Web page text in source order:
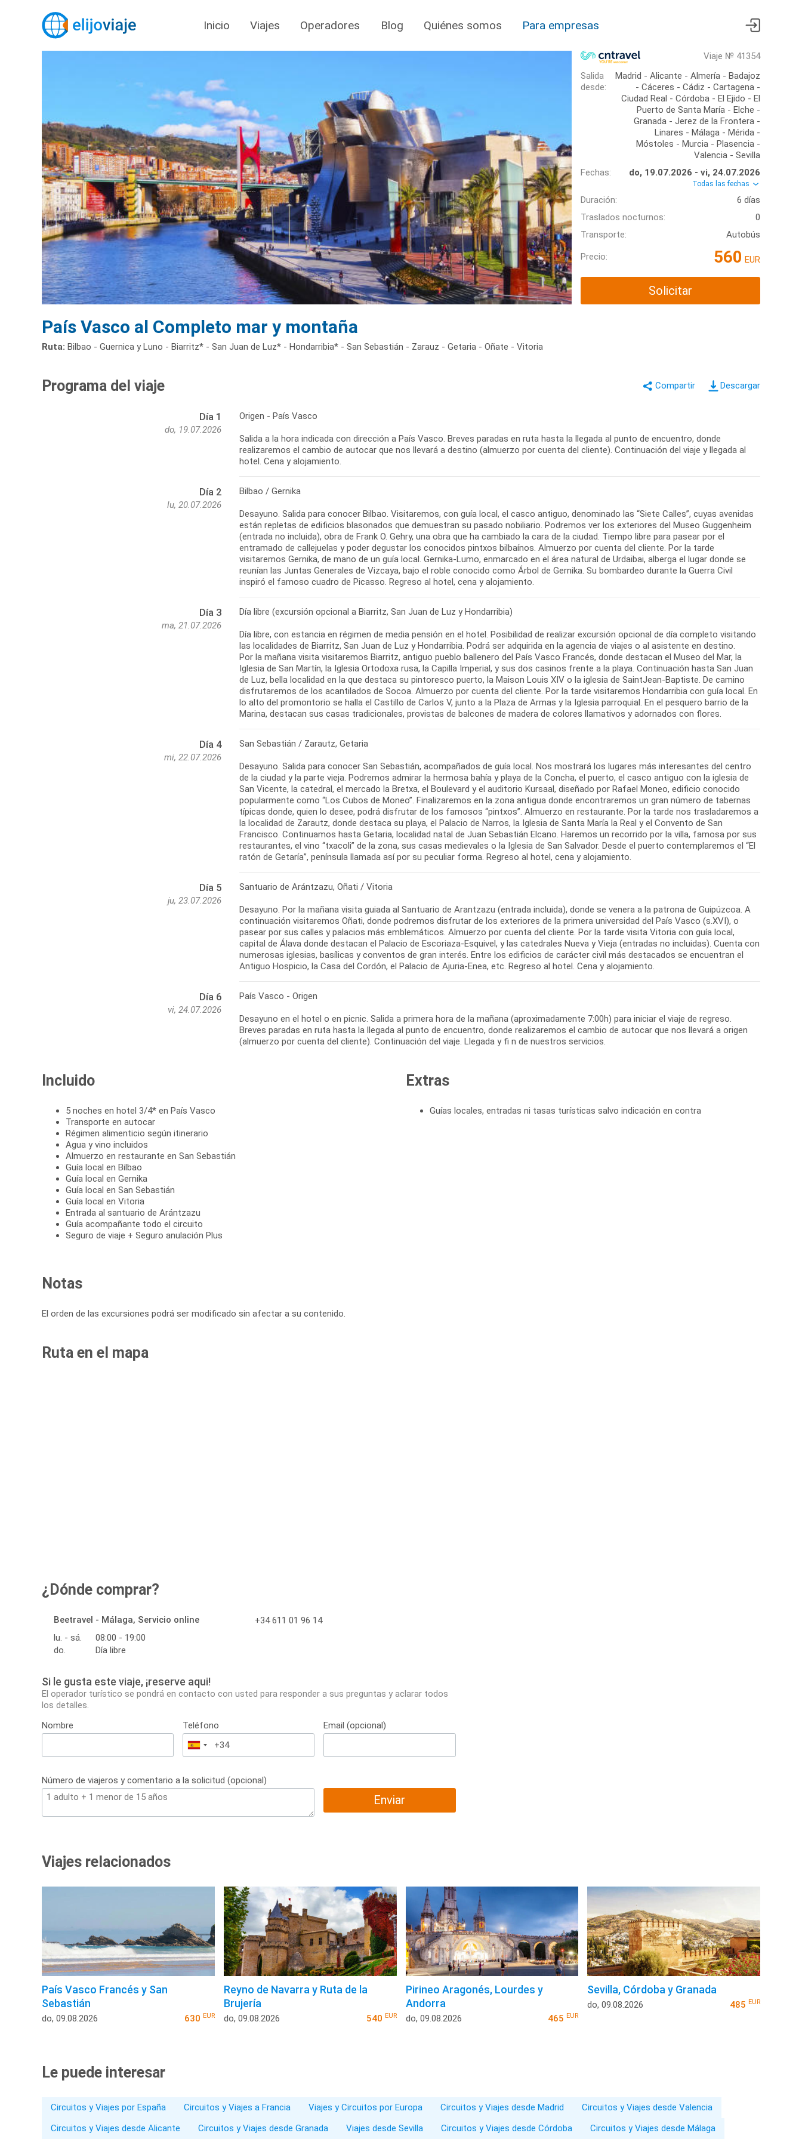
Inicio Viajes Operadores Blog Quiénes somos Para empresas
Viaje № 41354
Salida
desde:
Madrid - Alicante - Almería - Badajoz
- Cáceres - Cádiz - Cartagena -
Ciudad Real - Córdoba - El Ejido - El
Puerto de Santa María - Elche -
Granada - Jerez de la Frontera -
Linares - Málaga - Mérida -
Móstoles - Murcia - Plasencia -
Valencia - Sevilla
Fechas:
do, 19.07.2026 - vi, 24.07.2026
Todas las fechas
Duración:
6 días
Traslados nocturnos:
0
Transporte:
Autobús
Precio: 560 EUR
Solicitar
País Vasco al Completo mar y montaña
Ruta: Bilbao - Guernica y Luno - Biarritz* - San Juan de Luz* - Hondarribia* - San Sebastián - Zarauz - Getaria - Oñate - Vitoria
Descargar
Programa del viaje
Día 1
do, 19.07.2026
Origen - País Vasco
Salida a la hora indicada con dirección a País Vasco. Breves paradas en ruta hasta la llegada al punto de encuentro, donde
realizaremos el cambio de autocar que nos llevará a destino (almuerzo por cuenta del cliente). Continuación del viaje y llegada al
hotel. Cena y alojamiento.
Día 2
lu, 20.07.2026
Bilbao / Gernika
Desayuno. Salida para conocer Bilbao. Visitaremos, con guía local, el casco antiguo, denominado las “Siete Calles”, cuyas avenidas
están repletas de edificios blasonados que demuestran su pasado nobiliario. Podremos ver los exteriores del Museo Guggenheim
(entrada no incluida), obra de Frank O. Gehry, una obra que ha cambiado la cara de la ciudad. Tiempo libre para pasear por el
entramado de callejuelas y poder degustar los conocidos pintxos bilbaínos. Almuerzo por cuenta del cliente. Por la tarde
visitaremos Gernika, de mano de un guía local. Gernika-Lumo, enmarcado en el área natural de Urdaibai, alberga el lugar donde se
reunían las Juntas Generales de Vizcaya, bajo el roble conocido como Árbol de Gernika. Su bombardeo durante la Guerra Civil
inspiró el famoso cuadro de Picasso. Regreso al hotel, cena y alojamiento.
Día 3
ma, 21.07.2026
Día libre (excursión opcional a Biarritz, San Juan de Luz y Hondarribia)
Día libre, con estancia en régimen de media pensión en el hotel. Posibilidad de realizar excursión opcional de día completo visitando
las localidades de Biarritz, San Juan de Luz y Hondarribia. Podrá ser adquirida en la agencia de viajes o al asistente en destino.
Por la mañana visita visitaremos Biarritz, antiguo pueblo ballenero del País Vasco Francés, donde destacan el Museo del Mar, la
Iglesia de San Martín, la Iglesia Ortodoxa rusa, la Capilla Imperial, y sus dos casinos frente a la playa. Continuación hasta San Juan
de Luz, bella localidad en la que destaca su pintoresco puerto, la Maison Louis XIV o la iglesia de SaintJean-Baptiste. De camino
disfrutaremos de los acantilados de Socoa. Almuerzo por cuenta del cliente. Por la tarde visitaremos Hondarribia con guía local. En
lo alto del promontorio se halla el Castillo de Carlos V, junto a la Plaza de Armas y la Iglesia parroquial. En el pesquero barrio de la
Marina, destacan sus casas tradicionales, provistas de balcones de madera de colores llamativos y adornados con flores.
Día 4
mi, 22.07.2026
San Sebastián / Zarautz, Getaria
Desayuno. Salida para conocer San Sebastián, acompañados de guía local. Nos mostrará los lugares más interesantes del centro
de la ciudad y la parte vieja. Podremos admirar la hermosa bahía y playa de la Concha, el puerto, el casco antiguo con la iglesia de
San Vicente, la catedral, el mercado la Bretxa, el Boulevard y el auditorio Kursaal, diseñado por Rafael Moneo, edificio conocido
popularmente como “Los Cubos de Moneo”. Finalizaremos en la zona antigua donde encontraremos un gran número de tabernas
típicas donde, quien lo desee, podrá disfrutar de los famosos “pintxos”. Almuerzo en restaurante. Por la tarde nos trasladaremos a
la localidad de Zarautz, donde destaca su playa, el Palacio de Narros, la Iglesia de Santa María la Real y el Convento de San
Francisco. Continuamos hasta Getaria, localidad natal de Juan Sebastián Elcano. Haremos un recorrido por la villa, famosa por sus
restaurantes, el vino “txacoli” de la zona, sus casas medievales o la Iglesia de San Salvador. Desde el puerto contemplaremos el “El
ratón de Getaría”, península llamada así por su peculiar forma. Regreso al hotel, cena y alojamiento.
Día 5
ju, 23.07.2026
Santuario de Arántzazu, Oñati / Vitoria
Desayuno. Por la mañana visita guiada al Santuario de Arantzazu (entrada incluida), donde se venera a la patrona de Guipúzcoa. A
continuación visitaremos Oñati, donde podremos disfrutar de los exteriores de la primera universidad del País Vasco (s.XVI), o
pasear por sus calles y palacios más emblemáticos. Almuerzo por cuenta del cliente. Por la tarde visita Vitoria con guía local,
capital de Álava donde destacan el Palacio de Escoriaza-Esquivel, y las catedrales Nueva y Vieja (entradas no incluidas). Cuenta con
numerosas iglesias, basílicas y conventos de gran interés. Entre los edificios de carácter civil más destacados se encuentran el
Antiguo Hospicio, la Casa del Cordón, el Palacio de Ajuria-Enea, etc. Regreso al hotel. Cena y alojamiento.
Día 6
vi, 24.07.2026
País Vasco - Origen
Desayuno en el hotel o en picnic. Salida a primera hora de la mañana (aproximadamente 7:00h) para iniciar el viaje de regreso.
Breves paradas en ruta hasta la llegada al punto de encuentro, donde realizaremos el cambio de autocar que nos llevará a origen
Incluido
5 noches en hotel 3/4* en País Vasco
Transporte en autocar
Régimen alimenticio según itinerario
Agua y vino incluidos
Almuerzo en restaurante en San Sebastián
Guía local en Bilbao
Guía local en Gernika
Guía local en San Sebastián
Guía local en Vitoria
Entrada al santuario de Arántzazu
Guía acompañante todo el circuito
Seguro de viaje + Seguro anulación Plus
Extras
Guías locales, entradas ni tasas turísticas salvo indicación en contra
Notas
El orden de las excursiones podrá ser modificado sin afectar a su contenido.
Ruta en el mapa
¿Dónde comprar?
Beetravel - Málaga, Servicio online
lu. - sá.
08:00 - 19:00
do.
Día libre
+34 611 01 96 14
Si le gusta este viaje, ¡reserve aqui!
El operador turístico se pondrá en contacto con usted para responder a sus preguntas y aclarar todos
los detalles.
Nombre
Teléfono
España
+34
Email (opcional)
Número de viajeros y comentario a la solicitud (opcional)
Enviar
Viajes relacionados
País Vasco Francés y San
Sebastián
do, 09.08.2026 630 EUR
Reyno de Navarra y Ruta de la
Brujería
do, 09.08.2026 540 EUR
Pirineo Aragonés, Lourdes y
Andorra
do, 09.08.2026 465EUR
Sevilla, Córdoba y Granada
do, 09.08.2026 485 EUR
Le puede interesar
Circuitos y Viajes por España Circuitos y Viajes a Francia Viajes y Circuitos por Europa Circuitos y Viajes desde Madrid
Circuitos y Viajes desde Valencia
Circuitos y Viajes desde Alicante
Circuitos y Viajes desde Granada Viajes desde Sevilla Circuitos y Viajes desde Córdoba Circuitos y Viajes desde Málaga